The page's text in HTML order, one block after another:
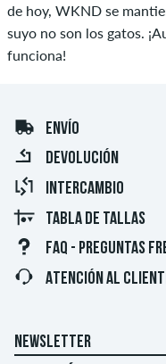
de hoy, WKND se
suyo no son los gatos.
funciona!
ENVÍO
DEVOLUCIÓN
INTERCAMBIO
TABLA DE TALLAS
FAQ - PREGUNTAS
ATENCIÓN AL
NEWSLETTER